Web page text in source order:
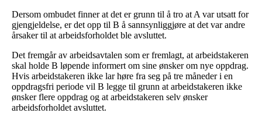
Dersom ombudet finner at det er grunn til å tro at A var utsatt for
gjengjeldelse, er det opp til B å sannsynliggjøre at det var andre
årsaker til at arbeidsforholdet ble avsluttet.
Det fremgår av arbeidsavtalen som er fremlagt, at arbeidstakeren
skal holde B løpende informert om sine ønsker om nye oppdrag.
Hvis arbeidstakeren ikke lar høre fra seg på tre måneder i en
oppdragsfri periode vil B legge til grunn at arbeidstakeren ikke
ønsker flere oppdrag og at arbeidstakeren selv ønsker
arbeidsforholdet avsluttet.